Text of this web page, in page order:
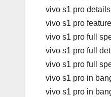
vivo s1 pro details
vivo s1 pro
vivo s1 pro full
vivo s1 pro full
vivo s1 pro full
vivo s1 pro in
vivo s1 pro in